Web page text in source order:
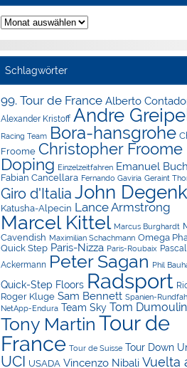
Nachrichten-
Archiv
Schlagwörter
99. Tour de France Alberto
Alexander Kristoff Andre
Racing Team Bora-hansgrohe
Froome Christopher Froome
Doping Einzelzeitfahren Emanuel
Fabian Cancellara Fernando Gaviria Geraint
Giro d'Italia John
Katusha-Alpecin Lance Armstrong
Marcel Kittel Marcus Burghardt
Cavendish Maximilian Schachmann Omega
Quick Step Paris-Nizza Paris-Roubaix Pascal
Ackermann Peter Sagan Phil
Quick-Step Floors Radsport
Roger Kluge Sam Bennett Spanien-
NetApp-Endura Team Sky Tom Dumoulin
Tony Martin Tour de
France Tour de Suisse Tour Down
UCI USADA Vincenzo Nibali Vuelta